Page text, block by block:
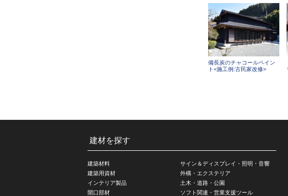
備長炭のチャコールペイン
ト<施工例:古民家改修>
建材を探す
建築材料
建築用資材
インテリア製品
開口部材
サイン＆ディスプレイ・照明・音響
外構・エクステリア
土木・道路・公園
ソフト関連・営業支援ツール